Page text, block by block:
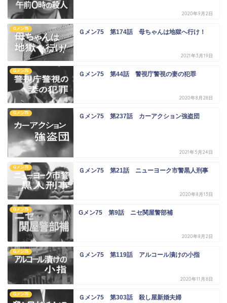
2020年9月2日
Gメン75 Ｇメン75 第174話 母ちゃんは地獄へ行け！
2021年3月19日
Gメン75 Ｇメン75 第44話 警視庁警視の妻の犯罪
2020年8月28日
Gメン75 Ｇメン75 第237話 カーアクション強盗団
2021年5月24日
Gメン75 Ｇメン75 第21話 ニューヨーク市警黒人刑事
2020年8月13日
Gメン75 Gメン75 第9話 ニセ関屋警部補
2020年8月2日
Gメン75 Ｇメン75 第119話 アルコール漬けの小指
2020年11月8日
Gメン75 Ｇメン75 第303話 殺し屋新婚夫婦